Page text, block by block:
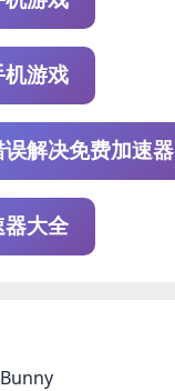
机游戏
解决免费加速器
器大全